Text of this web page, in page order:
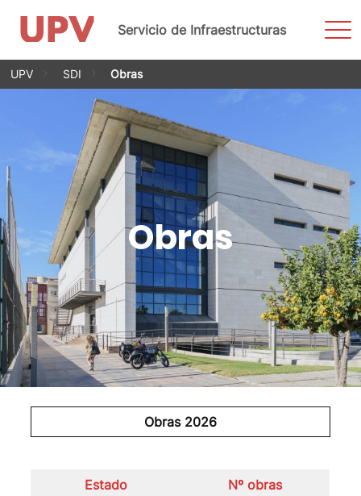
Saltar
Servicio de Infraestructuras
UPV SDI Obras
Obras
Obras 2026
Estado Nº obras